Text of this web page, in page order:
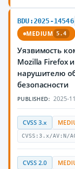
BDU:2025-14546
MEDIUM 5.4
Уязвимость
Mozilla Firefox
нарушителю
безопасности
PUBLISHED: 2025-
CVSS 3.x
CVSS:3.x/AV:N/
CVSS 2.0